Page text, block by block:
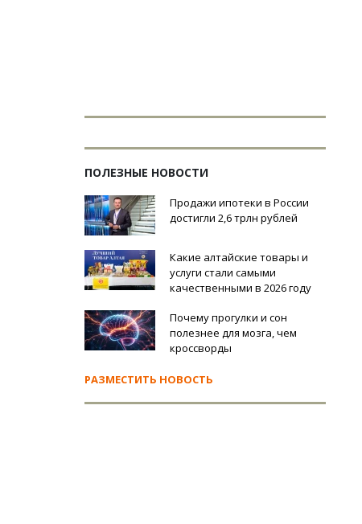
ПОЛЕЗНЫЕ НОВОСТИ
Продажи ипотеки в России
достигли 2,6 трлн рублей
Какие алтайские товары и
услуги стали самыми
качественными в 2026 году
Почему прогулки и сон
полезнее для мозга, чем
кроссворды
РАЗМЕСТИТЬ НОВОСТЬ